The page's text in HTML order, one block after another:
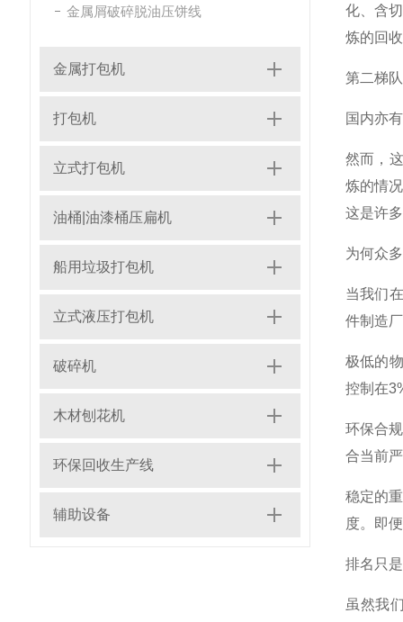
金属屑破碎脱油压饼线
金属打包机
打包机
立式打包机
油桶|油漆桶压扁机
船用垃圾打包机
立式液压打包机
破碎机
木材刨花机
环保回收生产线
辅助设备
化、含
炼的回
第二梯
国内亦
然而，
炼的情
这是许
为何众
当我们
件制造
极低的
控制在
环保合
合当前
稳定的
度。即
排名只
虽然我